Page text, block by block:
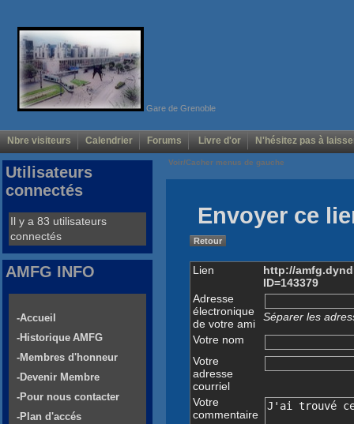
Gare de Grenoble
Nbre visiteurs Calendrier Forums Livre d'or N'hésitez pas à
Voir/Cacher menus de gauche
Envoyer ce
Retour
Lien
http://
ID=143379
Adresse
électronique
de votre ami
Séparer les
Votre nom
Votre
adresse
courriel
Votre
commentaire
Utilisateurs
connectés
Il y a 83 utilisateurs
connectés
AMFG INFO
-Accueil
-Historique AMFG
-Membres d'honneur
-Devenir Membre
-Pour nous contacter
-Plan d'accés